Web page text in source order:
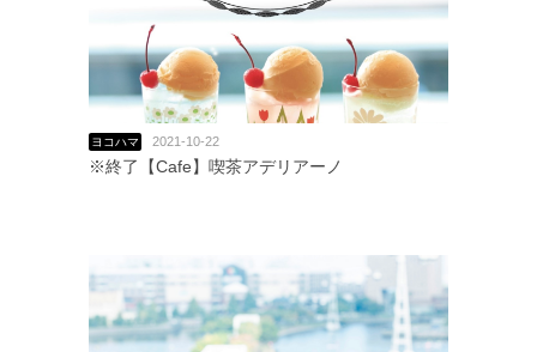
ヨコハマ 2021-10-22
※終了【Cafe】喫茶アデリアーノ